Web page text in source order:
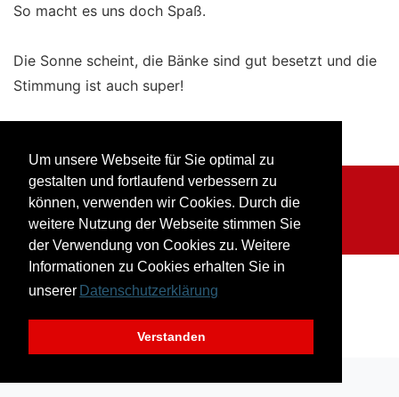
Um unsere Webseite für Sie optimal zu
gestalten und fortlaufend verbessern zu
können, verwenden wir Cookies. Durch die
weitere Nutzung der Webseite stimmen Sie
der Verwendung von Cookies zu. Weitere
Informationen zu Cookies erhalten Sie in
unserer Datenschutzerklärung
Verstanden
So macht es uns doch Spaß.
Die Sonne scheint, die Bänke sind gut besetzt und die
Stimmung ist auch super!
Impressum Datenschutz
© Musikverein Herborn-Seelbach